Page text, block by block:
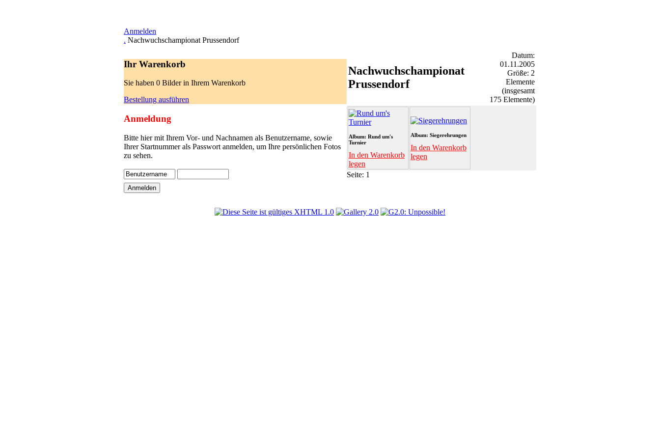
Anmelden
. Nachwuchschampionat Prussendorf
Ihr Warenkorb
Sie haben 0 Bilder in Ihrem Warenkorb
Bestellung ausführen
Anmeldung
Bitte hier mit Ihrem Vor- und Nachnamen als Benutzername, sowie
Ihrer Startnummer als Passwort anmelden, um Ihre persönlichen Fotos
zu sehen.
Nachwuchschampionat
Prussendorf
Datum:
01.11.2005
Größe: 2
Elemente
(insgesamt
175 Elemente)
Album: Rund um's
Turnier
In den Warenkorb
legen
Album: Siegerehrungen
In den Warenkorb
legen
Seite: 1